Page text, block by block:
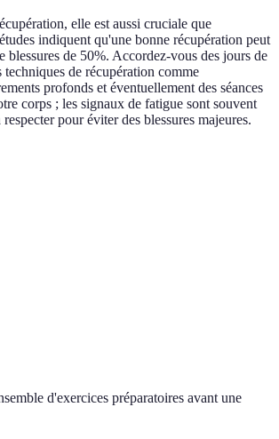
elle est aussi cruciale que
indiquent qu'une bonne récupération peut
blessures de 50%. Accordez-vous des jours de
techniques de récupération comme
profonds et éventuellement des séances
corps ; les signaux de fatigue sont souvent
respecter pour éviter des blessures majeures.
d'exercices préparatoires avant une